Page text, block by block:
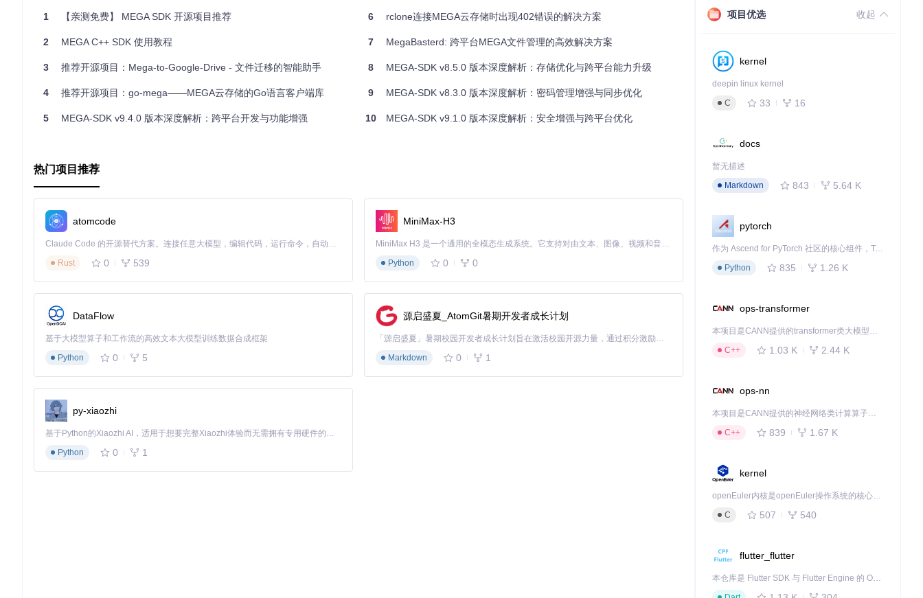
1 【亲测免费】 MEGA SDK 开源项目推荐
2 MEGA C++ SDK 使用教程
3 推荐开源项目：Mega-to-Google-Drive - 文件迁移的智能助手
4 推荐开源项目：go-mega——MEGA云存储的Go语言客户端库
5 MEGA-SDK v9.4.0 版本深度解析：跨平台开发与功能增强
6 rclone连接MEGA云存储时出现402错误的解决方案
7 MegaBasterd: 跨平台MEGA文件管理的高效解决方案
8 MEGA-SDK v8.5.0 版本深度解析：存储优化与跨平台能力升级
9 MEGA-SDK v8.3.0 版本深度解析：密码管理增强与同步优化
10 MEGA-SDK v9.1.0 版本深度解析：安全增强与跨平台优化
热门项目推荐
atomcode
Claude Code 的开源替代方案。连接任意大模型，编辑代码，运行命令，自动验证 — 全自动执行。用 Rust 构建，极致性能。 ｜ An open-source alternative to Claude Code. Connect any LLM, edit code, run commands, and verify changes — autonomously. Built in Rust for speed. Get Started
Rust
0 539
MiniMax-H3
MiniMax H3 是一个通用的全模态生成系统。它支持对由文本、图像、视频和音频组成的多模态上下文进行统一理解，并能生成分辨率高达 2K、时长可达 15 秒的带原生立体声音频的视频。得益于面向任务泛化的系统设计，H3 在预训练阶段就已具备广泛的多模态上下文理解与生成能力，能够出色地执行复杂的多模态指令。
Python
0 0
DataFlow
基于大模型算子和工作流的高效文本大模型训练数据合成框架
Python
0 5
源启盛夏_AtomGit暑期开发者成长计划
「源启盛夏」暑期校园开发者成长计划旨在激活校园开源力量，通过积分激励、认证扶持、资源倾斜等形式，引导高校组织和开发者完成「入驻 — 建项目 — 做贡献 — 获认证 — 得资源」的完整闭环。无论你是想带领社团入驻平台的组织者，还是希望用代码贡献证明自己的开发者，都能在这里找到属于你的成长路径。
Markdown
0 1
py-xiaozhi
基于Python的Xiaozhi AI，适用于想要完整Xiaozhi体验而无需拥有专用硬件的用户。
Python
0 1
项目优选 收起
kernel
deepin linux kernel
C
33 16
docs
暂无描述
Markdown
843 5.64 K
pytorch
作为 Ascend for PyTorch 社区的核心组件，TorchNPU 是昇腾专为 PyTorch 打造的深度学习适配插件，使 PyTorch 框架能够直接调用昇腾 NPU，为开发者提供昇腾 AI 处理器的超强算力。
Python
835 1.26 K
ops-transformer
本项目是CANN提供的transformer类大模型算子库，实现网络在NPU上加速计算。
C++
1.03 K 2.44 K
ops-nn
本项目是CANN提供的神经网络类计算算子库，实现网络在NPU上加速计算。
C++
839 1.67 K
kernel
openEuler内核是openEuler操作系统的核心，既是系统性能与稳定性的基石，也是连接处理器、设备与服务的桥梁。
C
507 540
flutter_flutter
本仓库是 Flutter SDK 与 Flutter Engine 的 OpenHarmony 适配版本，由 CPF-Flutter 团队维护。开发者可使用熟悉的 Flutter 技术栈开发 OpenHarmony 应用，3.35.7 及以后的适配版本可基于本仓库源码构建支持 OpenHarmony 的 Flutter Engine。